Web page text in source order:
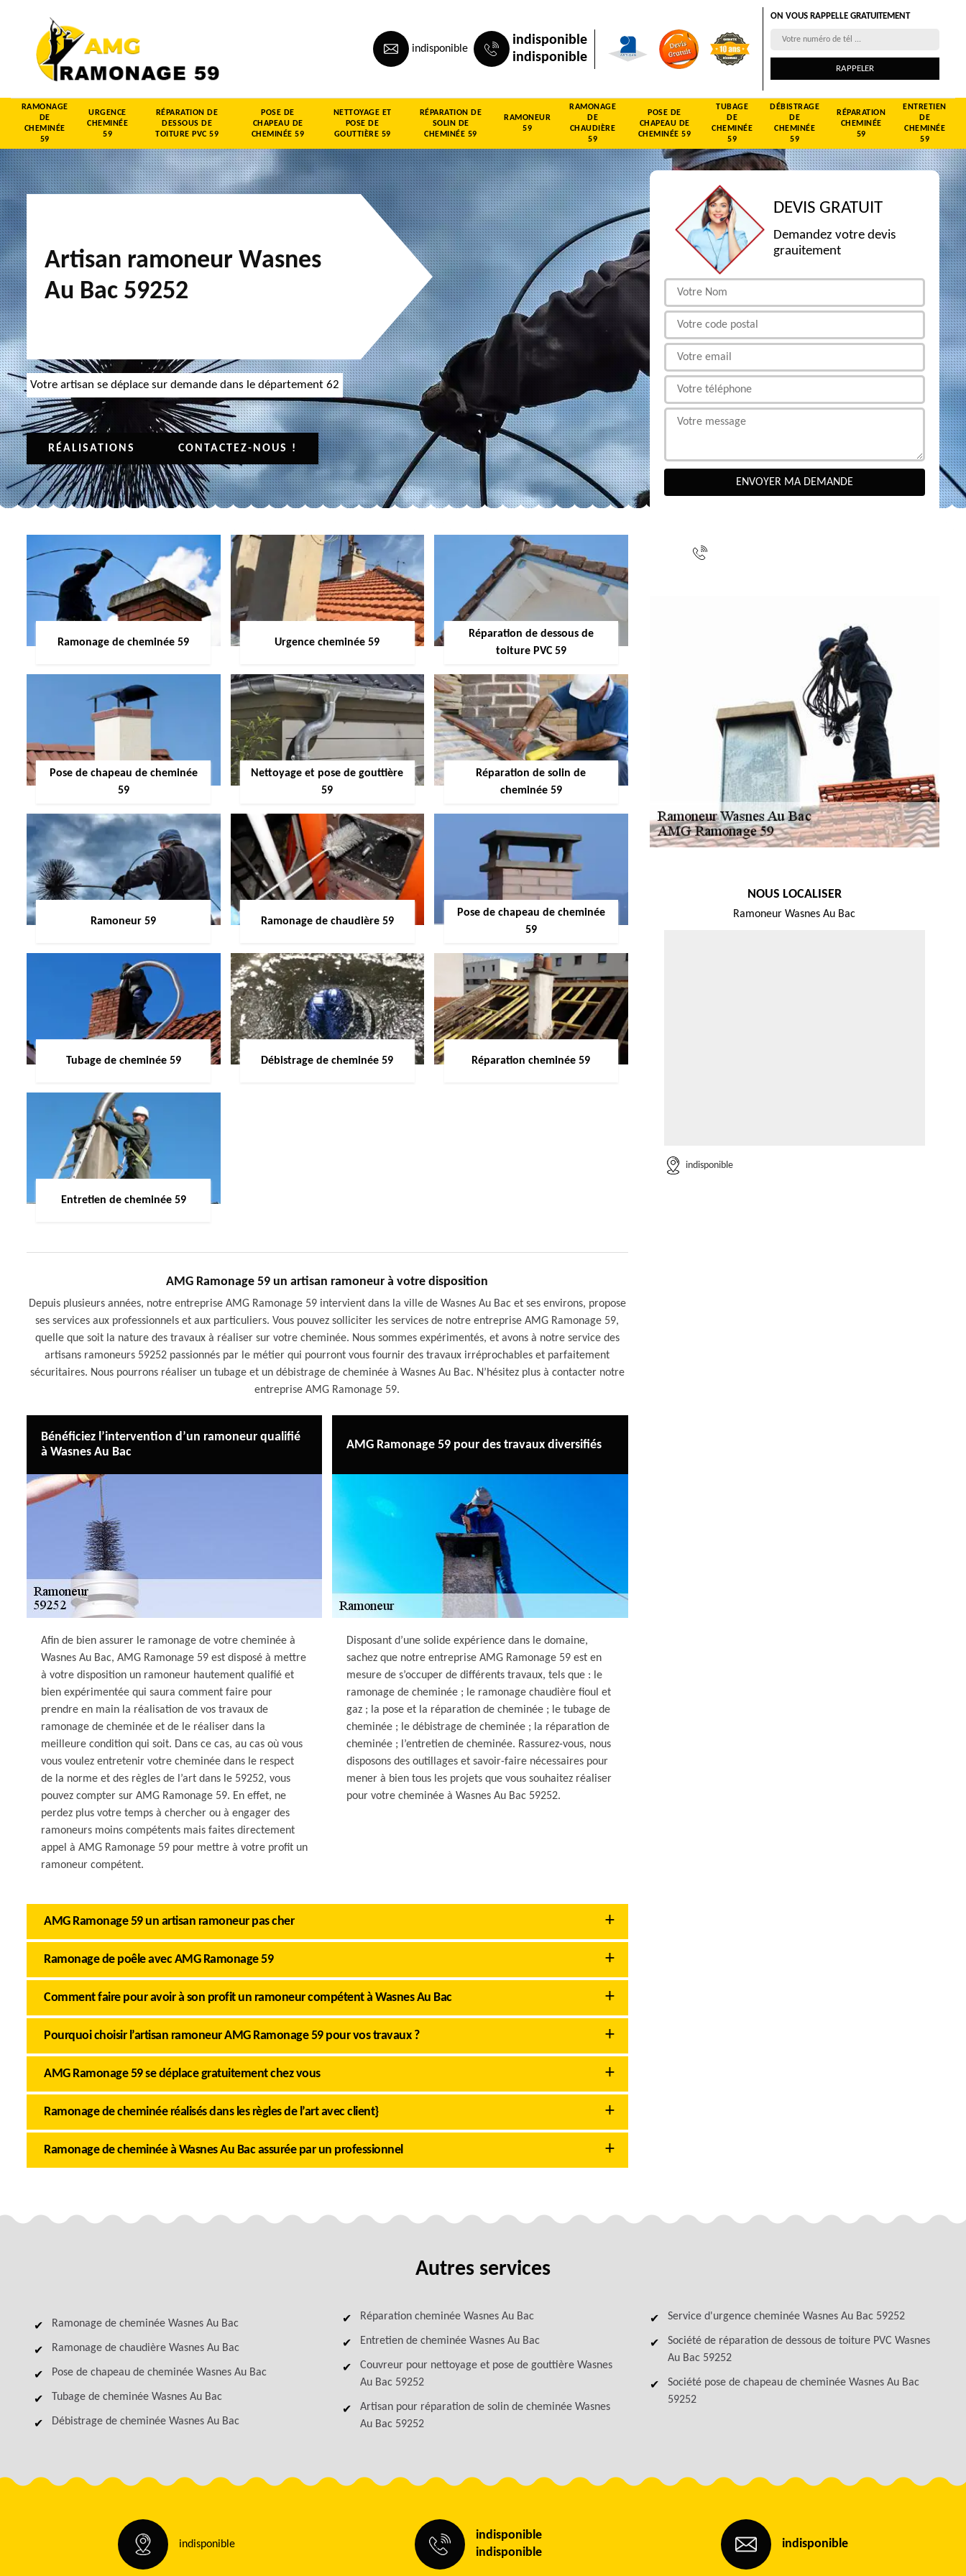
indisponible
indisponible
indisponible
ON VOUS RAPPELLE GRATUITEMENT
RAMONAGE
DE
CHEMINÉE
59
URGENCE
CHEMINÉE
59
RÉPARATION DE
DESSOUS DE
TOITURE PVC 59
POSE DE
CHAPEAU DE
CHEMINÉE 59
NETTOYAGE ET
POSE DE
GOUTTIÈRE 59
RÉPARATION DE
SOLIN DE
CHEMINÉE 59
RAMONEUR
59
RAMONAGE
DE
CHAUDIÈRE
59
POSE DE
CHAPEAU DE
CHEMINÉE 59
TUBAGE
DE
CHEMINÉE
59
DÉBISTRAGE
DE
CHEMINÉE
59
RÉPARATION
CHEMINÉE
59
ENTRETIEN
DE
CHEMINÉE
59
Artisan ramoneur Wasnes
Au Bac 59252
Votre artisan se déplace sur demande dans le département 62
RÉALISATIONS CONTACTEZ-NOUS !
Ramonage de cheminée 59 Urgence cheminée 59
Réparation de dessous de
toiture PVC 59
Pose de chapeau de cheminée
59
Nettoyage et pose de gouttière
59
Réparation de solin de
cheminée 59
Ramoneur 59 Ramonage de chaudière 59
Pose de chapeau de cheminée
59
Tubage de cheminée 59 Débistrage de cheminée 59 Réparation cheminée 59
Entretien de cheminée 59
AMG Ramonage 59 un artisan ramoneur à votre disposition
Depuis plusieurs années, notre entreprise AMG Ramonage 59 intervient dans la ville de Wasnes Au Bac et ses environs, propose
ses services aux professionnels et aux particuliers. Vous pouvez solliciter les services de notre entreprise AMG Ramonage 59,
quelle que soit la nature des travaux à réaliser sur votre cheminée. Nous sommes expérimentés, et avons à notre service des
artisans ramoneurs 59252 passionnés par le métier qui pourront vous fournir des travaux irréprochables et parfaitement
sécuritaires. Nous pourrons réaliser un tubage et un débistrage de cheminée à Wasnes Au Bac. N’hésitez plus à contacter notre
entreprise AMG Ramonage 59.
Bénéficiez l’intervention d’un ramoneur qualifié
à Wasnes Au Bac
Afin de bien assurer le ramonage de votre cheminée à
Wasnes Au Bac, AMG Ramonage 59 est disposé à mettre
à votre disposition un ramoneur hautement qualifié et
bien expérimentée qui saura comment faire pour
prendre en main la réalisation de vos travaux de
ramonage de cheminée et de le réaliser dans la
meilleure condition qui soit. Dans ce cas, au cas où vous
vous voulez entretenir votre cheminée dans le respect
de la norme et des règles de l’art dans le 59252, vous
pouvez compter sur AMG Ramonage 59. En effet, ne
perdez plus votre temps à chercher ou à engager des
ramoneurs moins compétents mais faites directement
appel à AMG Ramonage 59 pour mettre à votre profit un
ramoneur compétent.
AMG Ramonage 59 pour des travaux diversifiés
Disposant d’une solide expérience dans le domaine,
sachez que notre entreprise AMG Ramonage 59 est en
mesure de s’occuper de différents travaux, tels que : le
ramonage de cheminée ; le ramonage chaudière fioul et
gaz ; la pose et la réparation de cheminée ; le tubage de
cheminée ; le débistrage de cheminée ; la réparation de
cheminée ; l’entretien de cheminée. Rassurez-vous, nous
disposons des outillages et savoir-faire nécessaires pour
mener à bien tous les projets que vous souhaitez réaliser
pour votre cheminée à Wasnes Au Bac 59252.
AMG Ramonage 59 un artisan ramoneur pas cher
Ramonage de poêle avec AMG Ramonage 59
Comment faire pour avoir à son profit un ramoneur compétent à Wasnes Au Bac
Pourquoi choisir l’artisan ramoneur AMG Ramonage 59 pour vos travaux ?
AMG Ramonage 59 se déplace gratuitement chez vous
Ramonage de cheminée réalisés dans les règles de l’art avec client}
Ramonage de cheminée à Wasnes Au Bac assurée par un professionnel
DEVIS GRATUIT
Demandez votre devis
grauitement
NOUS LOCALISER
Ramoneur Wasnes Au Bac
indisponible
Autres services
Ramonage de cheminée Wasnes Au Bac
Ramonage de chaudière Wasnes Au Bac
Pose de chapeau de cheminée Wasnes Au Bac
Tubage de cheminée Wasnes Au Bac
Débistrage de cheminée Wasnes Au Bac
Réparation cheminée Wasnes Au Bac
Entretien de cheminée Wasnes Au Bac
Couvreur pour nettoyage et pose de gouttière Wasnes
Au Bac 59252
Artisan pour réparation de solin de cheminée Wasnes
Au Bac 59252
Service d'urgence cheminée Wasnes Au Bac 59252
Société de réparation de dessous de toiture PVC Wasnes
Au Bac 59252
Société pose de chapeau de cheminée Wasnes Au Bac
59252
indisponible
indisponible
indisponible
indisponible